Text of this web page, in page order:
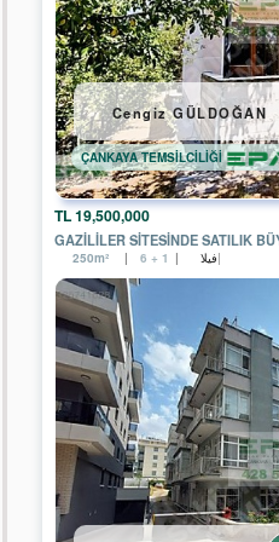
EPA
GARANTİ
GRUP
GAYRİMENKUL
EPA
UĞUR
GAYRİMENKUL
EPA
SAGEM
GAYRİMENKUL
EPA
GAYRİMENKUL
EPA
FİLO
2
GAYRİMENKUL
EPA
ELİSA
GAYRİMENKUL
EPA
BENGİ
GAYRİMENKUL
19,500,000 TL
GAZİLİLER SİTESİNDE SATILIK
فيلا 250m² 6 + 1
ÇANKAYA TEMSİLCİLİĞİ
Cengiz GÜLDOĞAN